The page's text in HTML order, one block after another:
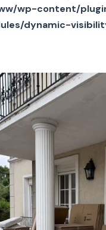
wp-content/
dynamic-